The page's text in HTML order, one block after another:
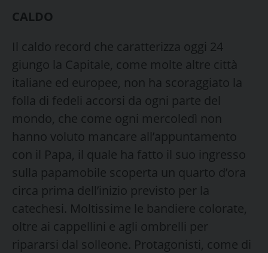
CALDO
Il caldo record che caratterizza oggi 24
giungo la Capitale, come molte altre città
italiane ed europee, non ha scoraggiato la
folla di fedeli accorsi da ogni parte del
mondo, che come ogni mercoledì non
hanno voluto mancare all’appuntamento
con il Papa, il quale ha fatto il suo ingresso
sulla papamobile scoperta un quarto d’ora
circa prima dell’inizio previsto per la
catechesi. Moltissime le bandiere colorate,
oltre ai cappellini e agli ombrelli per
ripararsi dal solleone. Protagonisti, come di